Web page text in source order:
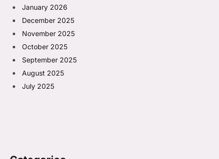
January 2026
December 2025
November 2025
October 2025
September 2025
August 2025
July 2025